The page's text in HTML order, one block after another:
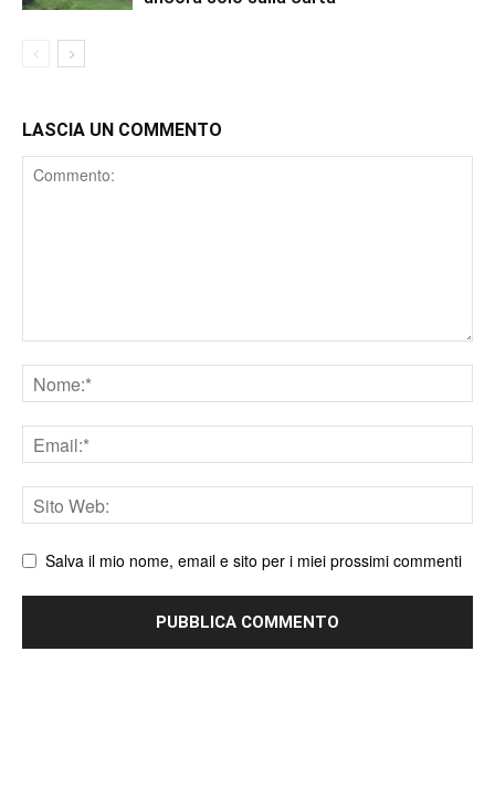
LASCIA UN COMMENTO
Comment
Nome
Email
Sito
web
Salva il mio nome, email e sito per i miei prossimi commenti